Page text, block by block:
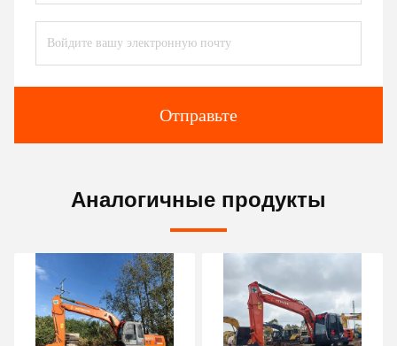
Отправьте
Аналогичные продукты